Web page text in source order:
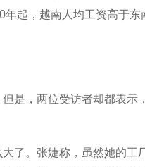
起，越南人均工资高于
，两位受访者却都表示
。张婕称，虽然她的工